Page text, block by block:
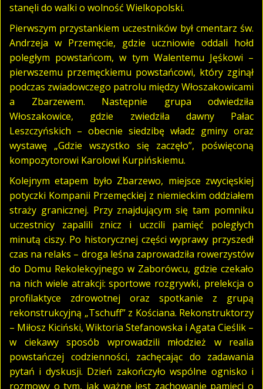
stanęli do walki o wolność Wielkopolski.
Pierwszym przystankiem uczestników był cmentarz św.
Andrzeja w Przemęcie, gdzie uczniowie oddali hołd
poległym powstańcom, w tym Walentemu Jęśkowi –
pierwszemu przemęckiemu powstańcowi, który zginął
podczas zwiadowczego patrolu między Włoszakowicami
a Zbarzewem. Następnie grupa odwiedziła
Włoszakowice, gdzie zwiedziła dawny Pałac
Leszczyńskich – obecnie siedzibę władz gminy oraz
wystawę „Gdzie wszystko się zaczęło”, poświęconą
kompozytorowi Karolowi Kurpińskiemu.
Kolejnym etapem było Zbarzewo, miejsce zwycięskiej
potyczki Kompanii Przemęckiej z niemieckim oddziałem
straży granicznej. Przy znajdującym się tam pomniku
uczestnicy zapalili znicz i uczcili pamięć poległych
minutą ciszy. Po historycznej części wyprawy przyszedł
czas na relaks – droga leśna zaprowadziła rowerzystów
do Domu Rekolekcyjnego w Zaborówcu, gdzie czekało
na nich wiele atrakcji: sportowe rozgrywki, prelekcja o
profilaktyce zdrowotnej oraz spotkanie z grupą
rekonstrukcyjną „Tschuff” z Kościana. Rekonstruktorzy
– Miłosz Kiciński, Wiktoria Stefanowska i Agata Cieślik –
w ciekawy sposób wprowadzili młodzież w realia
powstańczej codzienności, zachęcając do zadawania
pytań i dyskusji. Dzień zakończyło wspólne ognisko i
rozmowy o tym, jak ważne jest zachowanie pamięci o